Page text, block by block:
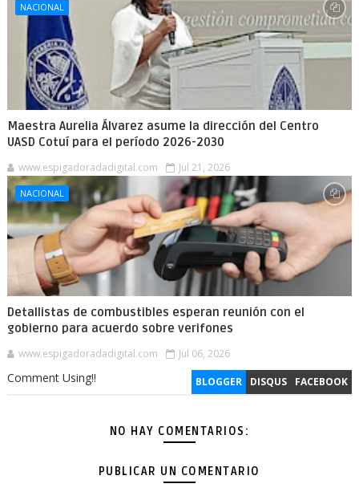
NACIONAL
Maestra Aurelia Álvarez asume la dirección del Centro
UASD Cotuí para el período 2026-2030
www.espigadoradadigital.com Jul 21, 2026
NACIONAL
Detallistas de combustibles esperan reunión con el
gobierno para acuerdo sobre verifones
www.espigadoradadigital.com Jul 06, 2026
BLOGGER DISQUS FACEBOOK
Comment Using!!
NO HAY COMENTARIOS:
PUBLICAR UN COMENTARIO